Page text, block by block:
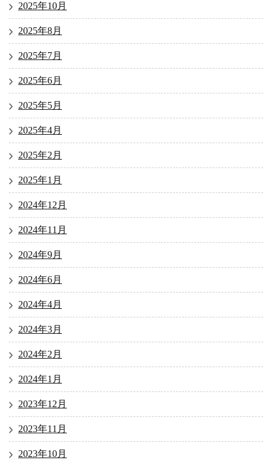
2025年10月
2025年8月
2025年7月
2025年6月
2025年5月
2025年4月
2025年2月
2025年1月
2024年12月
2024年11月
2024年9月
2024年6月
2024年4月
2024年3月
2024年2月
2024年1月
2023年12月
2023年11月
2023年10月